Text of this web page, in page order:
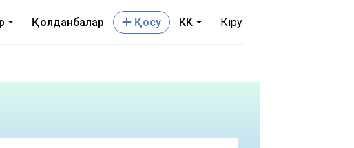
Қолданбалар Қосу KK Кіру